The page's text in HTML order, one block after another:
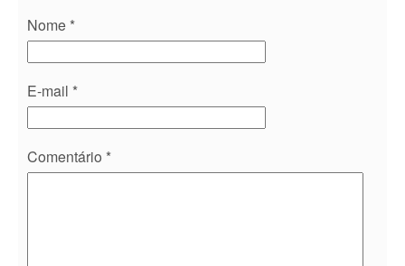
Nome *
E-mail *
Comentário *